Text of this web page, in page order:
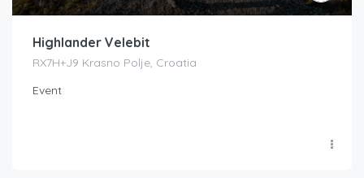
Highlander Velebit
RX7H+J9 Krasno Polje, Croatia
Event